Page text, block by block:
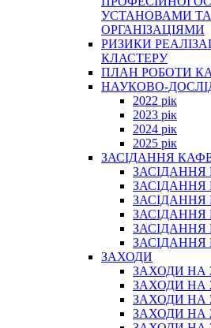
УСТАНОВАМИ
ОРГАНІЗАЦІЯМИ
РИЗИКИ
КЛАСТЕРУ
ПЛАН РОБОТИ
НАУКОВО-
2022 рік
2023 рік
2024 рік
2025 рік
ЗАСІДАННЯ
ЗАСІДАННЯ
ЗАСІДАННЯ
ЗАСІДАННЯ
ЗАСІДАННЯ
ЗАСІДАННЯ
ЗАСІДАННЯ
ЗАХОДИ
ЗАХОДИ НА
ЗАХОДИ НА
ЗАХОДИ НА
ЗАХОДИ НА